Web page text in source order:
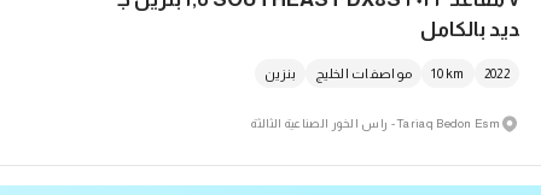
ديد بالكامل
2022
10 km مواصفات الخليج بنزين
Tariaq Bedon Esm - راس الخور الصناعية الثالثة